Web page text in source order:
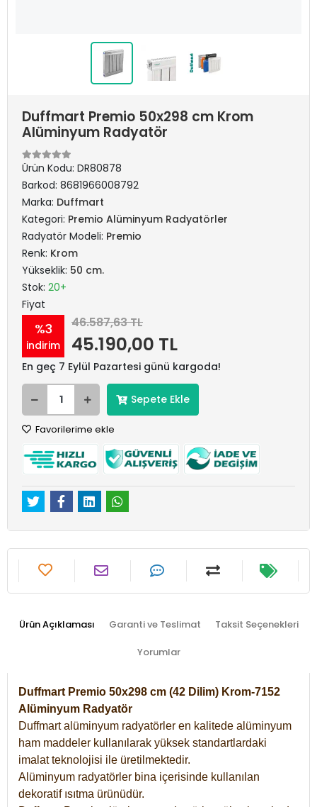
Duffmart Premio 50x298 cm Krom
Alüminyum Radyatör
Ürün Kodu: DR80878
Barkod: 8681966008792
Marka: Duffmart
Kategori: Premio Alüminyum Radyatörler
Radyatör Modeli: Premio
Renk: Krom
Yükseklik: 50 cm.
Stok: 20+
Fiyat
%3
indirim
46.587,63 TL
45.190,00 TL
En geç 7 Eylül Pazartesi günü kargoda!
Sepete Ekle
Favorilerime ekle
Ürün Açıklaması Garanti ve Teslimat Taksit Seçenekleri
Yorumlar
Duffmart Premio 50x298 cm (42 Dilim) Krom-7152
Alüminyum Radyatör
Duffmart alüminyum radyatörler en kalitede alüminyum
ham maddeler kullanılarak yüksek standartlardaki
imalat teknolojisi ile üretilmektedir.
Alüminyum radyatörler bina içerisinde kullanılan
dekoratif ısıtma ürünüdür.